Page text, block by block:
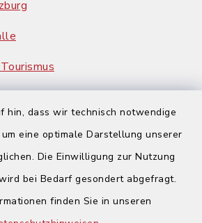
hin, dass wir technisch notwendige
eine optimale Darstellung unserer
Die Einwilligung zur Nutzung
bei Bedarf gesondert abgefragt.
finden Sie in unseren
Barrierefreiheit